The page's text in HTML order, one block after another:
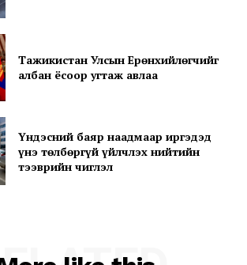
Тажикистан Улсын Ерөнхийлөгчийг
албан ёсоор угтаж авлаа
Үндэсний баяр наадмаар иргэдэд
үнэ төлбөргүй үйлчлэх нийтийн
тээврийн чиглэл